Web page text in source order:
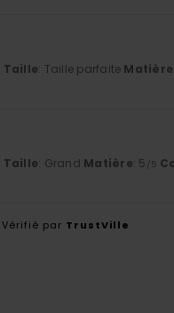
Taille: Taille parfaite Matière
Taille: Grand Matière: 5 /5
Vérifié par TrustVille